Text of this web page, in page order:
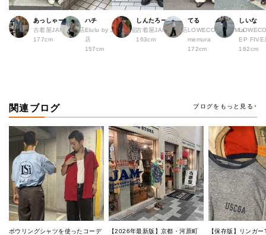
あっしゃー
古着屋JAM 原宿店
177cm
ハチ
Elulu by JAM 原宿
店
157cm
しんたろー
古着屋JAM 仙台店
163cm
てる
LOWECO by JAM a
memura
172cm
しいな
EP
162cm
関連ブログ ブログをもっと見る
ボウリングシャツを使ったコーデ
【2026年最新版】京都・河原町
【保存版】リンガ